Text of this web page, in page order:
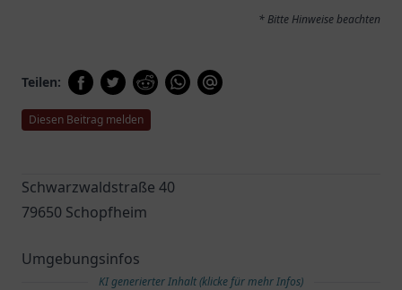
* Bitte Hinweise beachten
Teilen:
Diesen Beitrag melden
Schwarzwaldstraße 40
79650 Schopfheim
Umgebungsinfos
KI generierter Inhalt (klicke für mehr Infos)